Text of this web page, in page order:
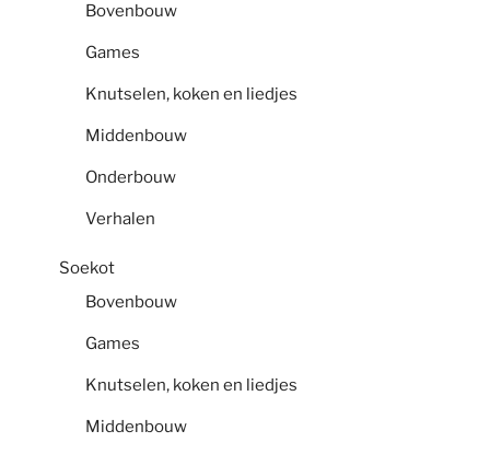
Bovenbouw
Games
Knutselen, koken en liedjes
Middenbouw
Onderbouw
Verhalen
Soekot
Bovenbouw
Games
Knutselen, koken en liedjes
Middenbouw